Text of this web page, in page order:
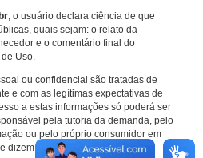
, o usuário declara ciência de que
quais sejam: o relato da
e o comentário final do
Uso.
ou confidencial são tratadas de
e com as legítimas expectativas de
a estas informações só poderá ser
pela tutoria da demanda, pelo
ou pelo próprio consumidor em
dizem respeito.